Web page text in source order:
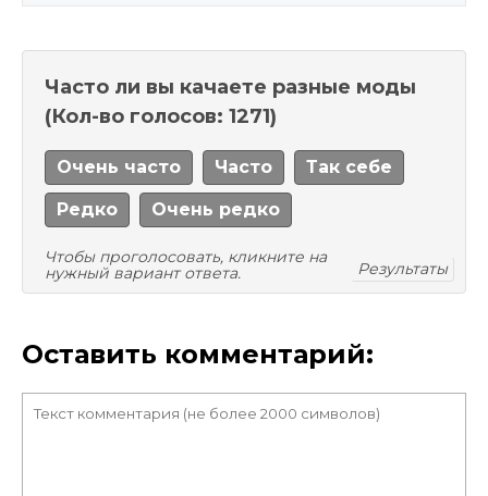
Часто ли вы качаете разные моды
(Кол-во голосов: 1271)
Очень часто Часто Так себе
Редко Очень редко
Чтобы проголосовать, кликните на
нужный вариант ответа.
Результаты
Оставить комментарий: